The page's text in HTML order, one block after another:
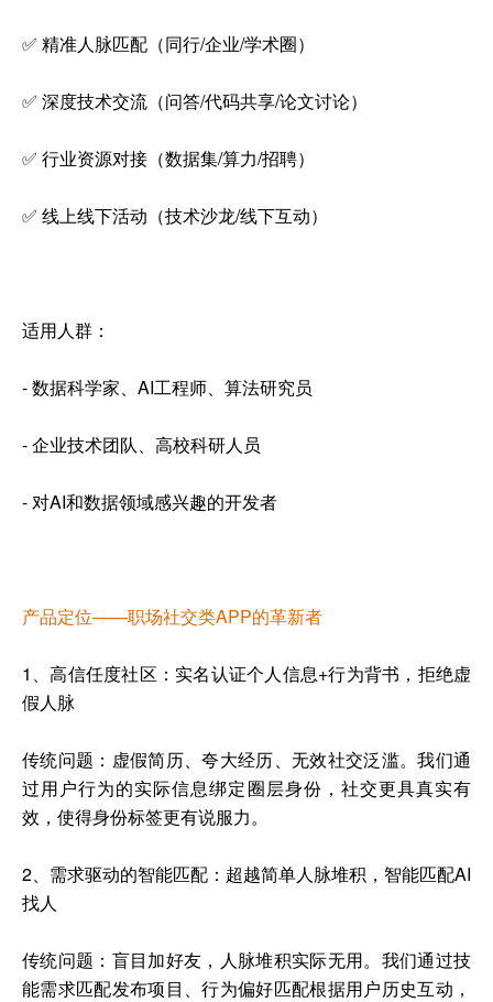
✅ 精准人脉匹配（同行/企业/学术圈）
✅ 深度技术交流（问答/代码共享/论文讨论）
✅ 行业资源对接（数据集/算力/招聘）
✅ 线上线下活动（技术沙龙/线下互动）
适用人群：
- 数据科学家、AI工程师、算法研究员
- 企业技术团队、高校科研人员
- 对AI和数据领域感兴趣的开发者
产品定位——职场社交类APP的革新者
1、高信任度社区：实名认证个人信息+行为背书，拒绝虚
假人脉
传统问题：虚假简历、夸大经历、无效社交泛滥。我们通
过用户行为的实际信息绑定圈层身份，社交更具真实有
效，使得身份标签更有说服力。
2、需求驱动的智能匹配：超越简单人脉堆积，智能匹配AI
找人
传统问题：盲目加好友，人脉堆积实际无用。我们通过技
能需求匹配发布项目、行为偏好匹配根据用户历史互动，